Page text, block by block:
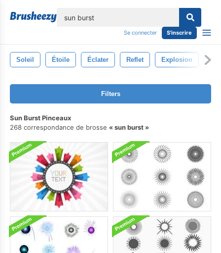
Se connecter S'inscrire
Soleil Étoile Éclater Reflet Explosion
Filters
Sun Burst Pinceaux
268 correspondance de brosse
sun burst